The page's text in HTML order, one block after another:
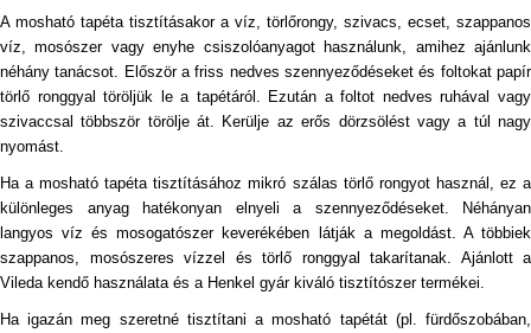
A mosható tapéta tisztításakor a víz, törlőrongy, szivacs, ecset, szappanos
víz, mosószer vagy enyhe csiszolóanyagot használunk, amihez ajánlunk
néhány tanácsot. Először a friss nedves szennyeződéseket és foltokat papír
törlő ronggyal töröljük le a tapétáról. Ezután a foltot nedves ruhával vagy
szivaccsal többször törölje át. Kerülje az erős dörzsölést vagy a túl nagy
nyomást.
Ha a mosható tapéta tisztításához mikró szálas törlő rongyot használ, ez a
különleges anyag hatékonyan elnyeli a szennyeződéseket. Néhányan
langyos víz és mosogatószer keverékében látják a megoldást. A többiek
szappanos, mosószeres vízzel és törlő ronggyal takarítanak. Ajánlott a
Vileda kendő használata és a Henkel gyár kiváló tisztítószer termékei.
Ha igazán meg szeretné tisztítani a mosható tapétát (pl. fürdőszobában,